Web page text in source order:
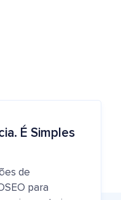
É Simples
de
para